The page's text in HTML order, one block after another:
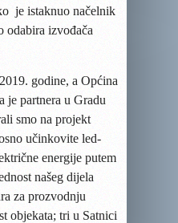
je istaknuo načelnik
odabira izvođača
godine, a Općina
je partnera u Gradu
smo na projekt
učinkovite led-
energije putem
našeg dijela
za prozvodnju
objekata; tri u Satnici